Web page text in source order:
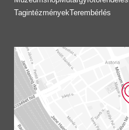
TagintézményekTerembérlés